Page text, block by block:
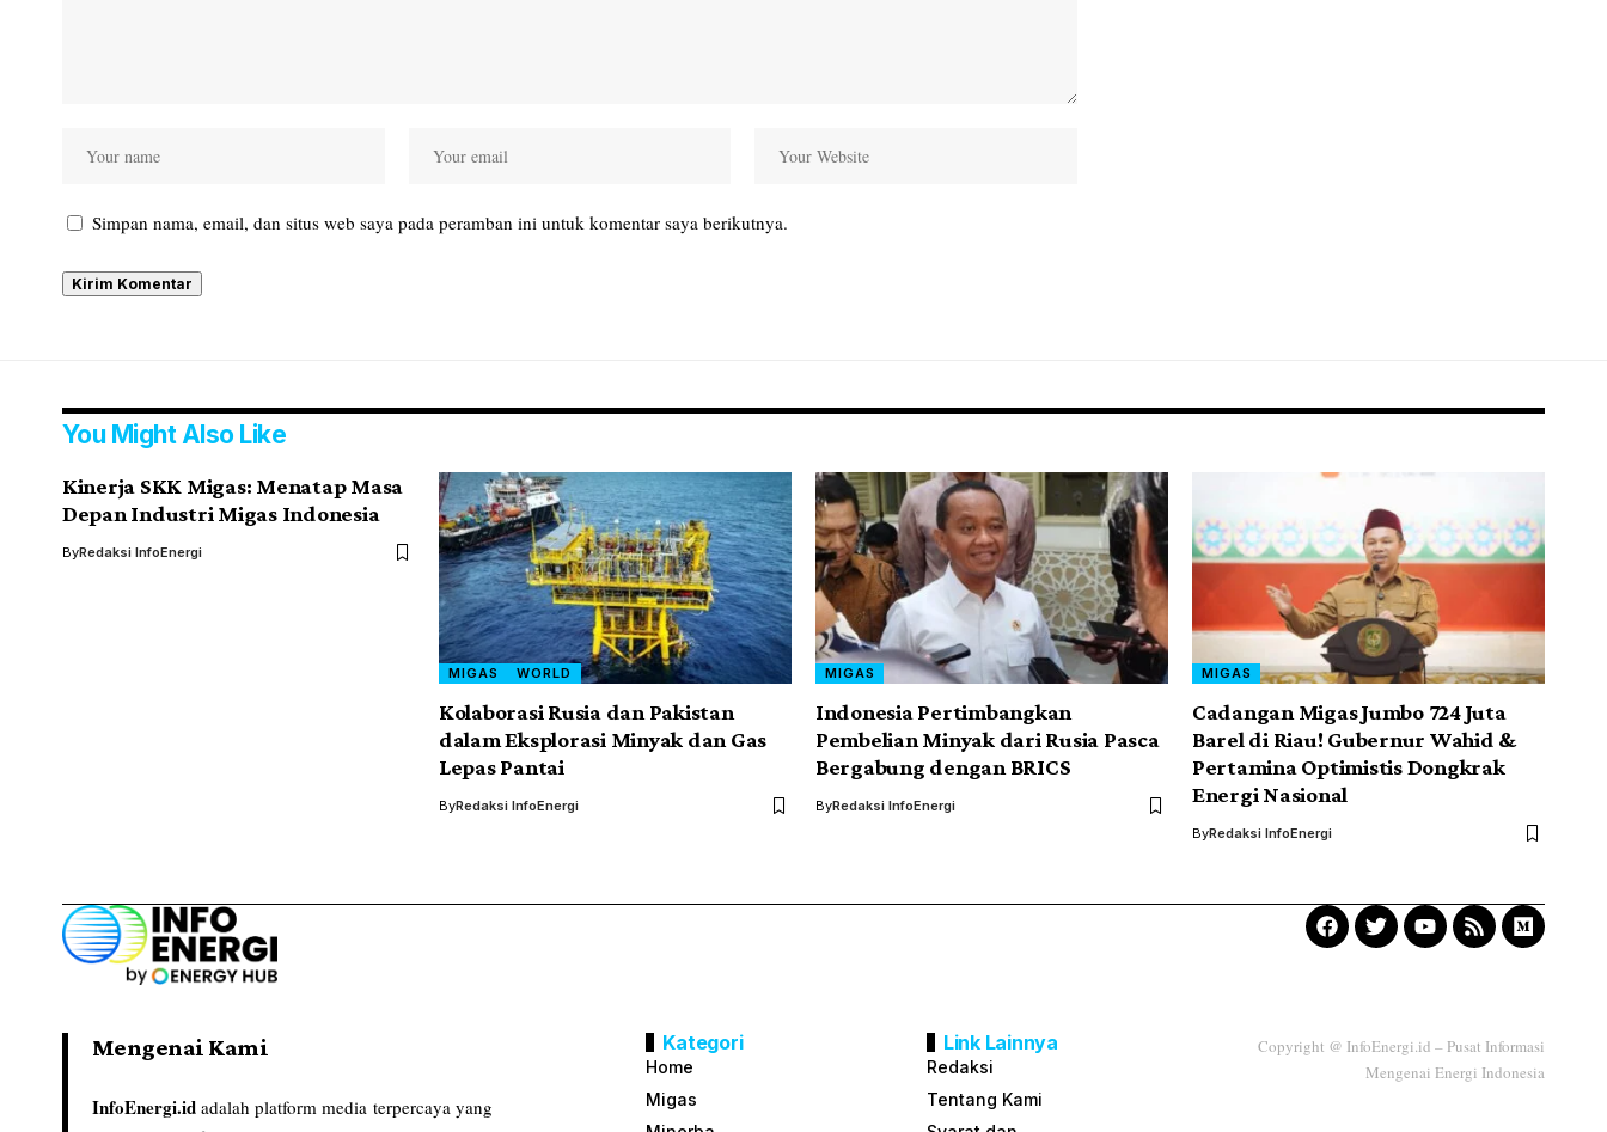
Simpan nama, email, dan situs web saya pada peramban ini untuk komentar saya berikutnya.
You Might Also Like
Kinerja SKK Migas: Menatap Masa
Depan Industri Migas Indonesia
ByRedaksi InfoEnergi
MIGAS WORLD
Kolaborasi Rusia dan Pakistan
dalam Eksplorasi Minyak dan Gas
Lepas Pantai
ByRedaksi InfoEnergi
MIGAS
Indonesia Pertimbangkan
Pembelian Minyak dari Rusia Pasca
Bergabung dengan BRICS
ByRedaksi InfoEnergi
MIGAS
Cadangan Migas Jumbo 724 Juta
Barel di Riau! Gubernur Wahid &
Pertamina Optimistis Dongkrak
Energi Nasional
ByRedaksi InfoEnergi
Mengenai Kami
InfoEnergi.id adalah platform media terpercaya yang
Kategori
Home
Migas
Link Lainnya
Redaksi
Tentang Kami
Copyright @ InfoEnergi.id – Pusat Informasi
Mengenai Energi Indonesia